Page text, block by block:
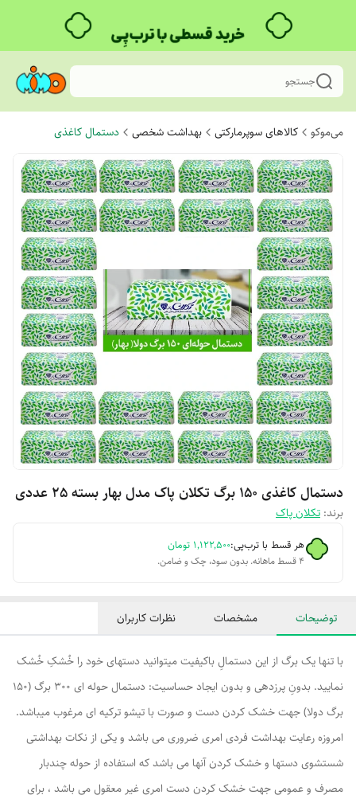
جستجو
می‌موکو کالاهای سوپرمارکتی بهداشت شخصی دستمال کاغذی
دستمال کاغذی 150 برگ تکلان پاک مدل بهار بسته 25 عددی
برند: تکلان پاک
هر قسط با ترب‌پی:۱٬۱۲۲٬۵۰۰ تومان
۴ قسط ماهانه. بدون سود، چک و ضامن.
توضیحات مشخصات نظرات کاربران
با تنها یک برگ از این دستمالِ باکیفیت میتوانید دستهای خود را خُشکِ خُشک
نمایید. بدونِ پرزدهی و بدون ایجاد حساسیت: دستمال حوله ای 300 برگ (150
برگ دولا) جهت خشک کردن دست و صورت با تیشو ترکیه ای مرغوب میباشد.
امروزه رعایت بهداشت فردی امری ضروری می باشد و یکی از نکات بهداشتی
شستشوی دستها و خشک کردن آنها می باشد که استفاده از حوله چندبار
مصرف و عمومی جهت خشک کردن دست امری غیر معقول می باشد ، برای